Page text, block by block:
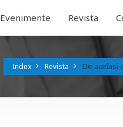
Evenimente Revista
Index Revista De acelasi